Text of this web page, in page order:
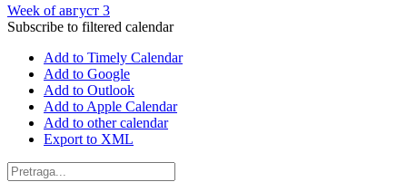
Week of август 3
Subscribe to filtered calendar
Add to Timely Calendar
Add to Google
Add to Outlook
Add to Apple Calendar
Add to other calendar
Export to XML